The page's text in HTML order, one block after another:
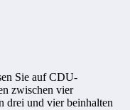
Sie auf CDU-
zwischen vier
drei und vier beinhalten